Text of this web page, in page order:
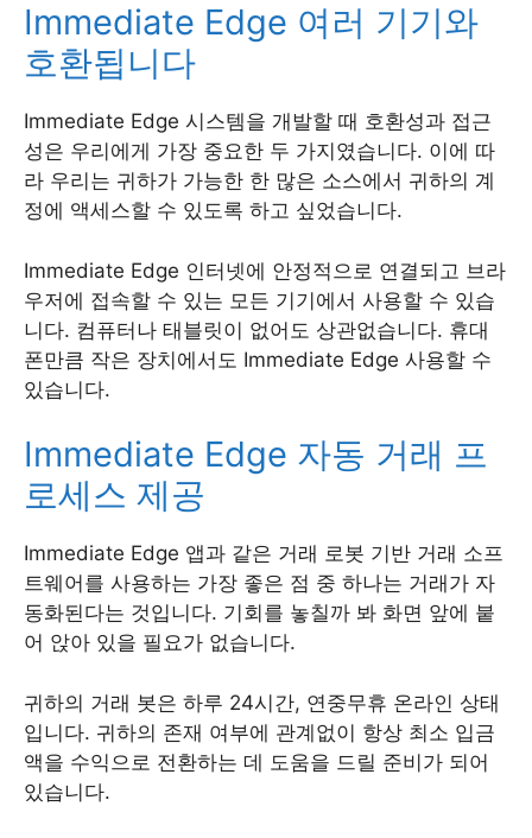
Immediate Edge 여러 기기와
호환됩니다
Immediate Edge 시스템을 개발할 때 호환성과 접근
성은 우리에게 가장 중요한 두 가지였습니다. 이에 따
라 우리는 귀하가 가능한 한 많은 소스에서 귀하의 계
정에 액세스할 수 있도록 하고 싶었습니다.
Immediate Edge 인터넷에 안정적으로 연결되고 브라
우저에 접속할 수 있는 모든 기기에서 사용할 수 있습
니다. 컴퓨터나 태블릿이 없어도 상관없습니다. 휴대
폰만큼 작은 장치에서도 Immediate Edge 사용할 수
있습니다.
Immediate Edge 자동 거래 프
로세스 제공
Immediate Edge 앱과 같은 거래 로봇 기반 거래 소프
트웨어를 사용하는 가장 좋은 점 중 하나는 거래가 자
동화된다는 것입니다. 기회를 놓칠까 봐 화면 앞에 붙
어 앉아 있을 필요가 없습니다.
귀하의 거래 봇은 하루 24시간, 연중무휴 온라인 상태
입니다. 귀하의 존재 여부에 관계없이 항상 최소 입금
액을 수익으로 전환하는 데 도움을 드릴 준비가 되어
있습니다.